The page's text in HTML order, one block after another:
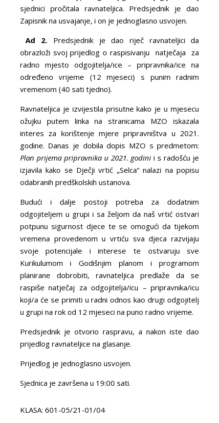
sjednici pročitala ravnateljica. Predsjednik je dao
Zapisnik na usvajanje, i on je jednoglasno usvojen.
Ad 2. Predsjednik je dao riječ ravnateljici da
obrazloži svoj prijedlog o raspisivanju natječaja za
radno mjesto odgojitelja/ice – pripravnika/ice na
određeno vrijeme (12 mjeseci) s punim radnim
vremenom (40 sati tjedno).
Ravnateljica je izvijestila prisutne kako je u mjesecu
ožujku putem linka na stranicama MZO iskazala
interes za korištenje mjere pripravništva u 2021.
godine. Danas je dobila dopis MZO s predmetom:
Plan prijema pripravnika u 2021. godinii s radošću je
izjavila kako se Dječji vrtić „Selca“ nalazi na popisu
odabranih predškolskih ustanova.
Budući i dalje postoji potreba za dodatnim
odgojiteljem u grupi i sa željom da naš vrtić ostvari
potpunu sigurnost djece te se omogući da tijekom
vremena provedenom u vrtiću sva djeca razvijaju
svoje potencijale i interese te ostvaruju sve
Kurikulumom i Godišnjim planom i programom
planirane dobrobiti, ravnateljica predlaže da se
raspiše natječaj za odgojitelja/icu – pripravnika/icu
koji/a će se primiti u radni odnos kao drugi odgojitelj
u grupi na rok od 12 mjeseci na puno radno vrijeme.
Predsjednik je otvorio raspravu, a nakon iste dao
prijedlog ravnateljice na glasanje.
Prijedlog je jednoglasno usvojen.
Sjednica je završena u 19:00 sati.
KLASA: 601-05/21-01/04